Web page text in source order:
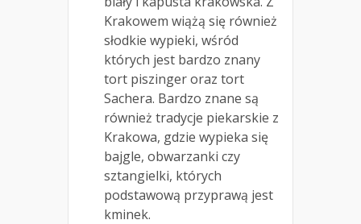
Krakowem wiążą się również
słodkie wypieki, wśród
których jest bardzo znany
tort piszinger oraz tort
Sachera. Bardzo znane są
również tradycje piekarskie z
Krakowa, gdzie wypieka się
bajgle, obwarzanki czy
sztangielki, których
podstawową przyprawą jest
kminek.